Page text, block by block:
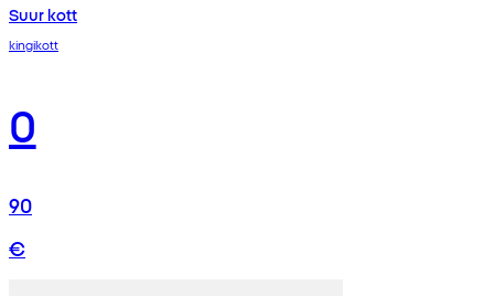
Suur kott
kingikott
0
90
€